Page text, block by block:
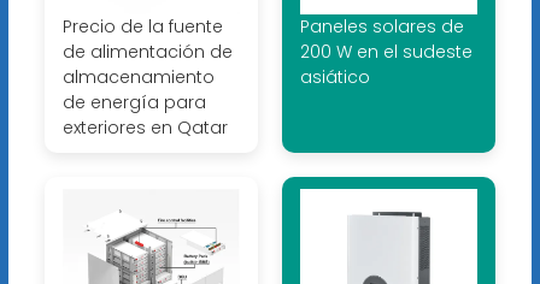
Precio de la fuente
de alimentación de
almacenamiento
de energía para
exteriores en Qatar
Paneles solares de
200 W en el sudeste
asiático